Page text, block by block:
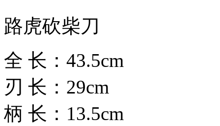
路虎砍柴刀
全 长：43.5cm
刃 长：29cm
柄 长：13.5cm